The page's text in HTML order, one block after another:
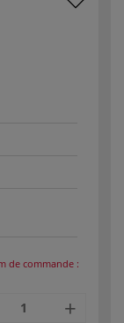
de commande :
+